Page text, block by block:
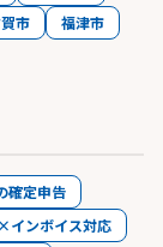
市
福津市
確定申告
インボイス対応